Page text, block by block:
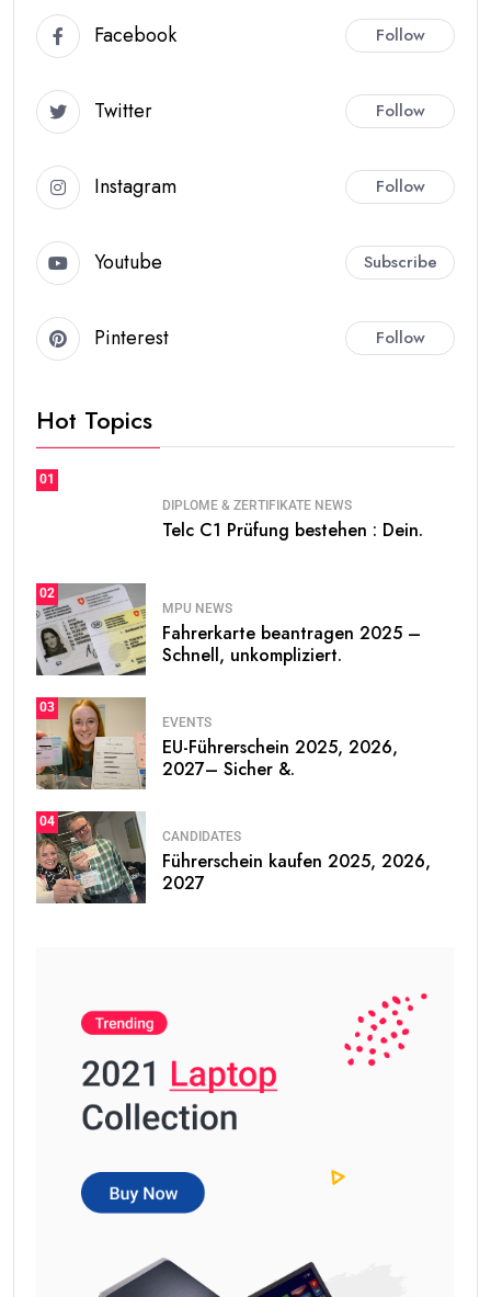
Facebook Follow
Twitter Follow
Instagram Follow
Youtube Subscribe
Pinterest Follow
Hot Topics
01
DIPLOME & ZERTIFIKATE NEWS
Telc C1 Prüfung bestehen : Dein.
02
MPU NEWS
Fahrerkarte beantragen 2025 –
Schnell, unkompliziert.
03
EVENTS
EU-Führerschein 2025, 2026,
2027– Sicher &.
04
CANDIDATES
Führerschein kaufen 2025, 2026,
2027